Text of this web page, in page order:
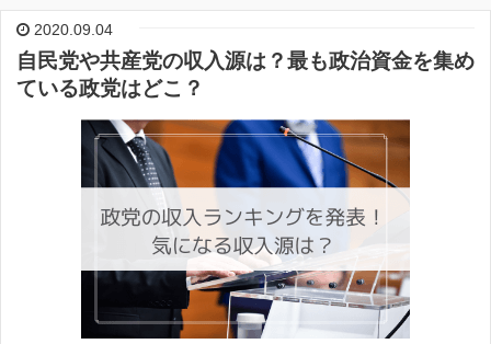
2020.09.04
自民党や共産党の収入源は？最も政治資金を集め
ている政党はどこ？